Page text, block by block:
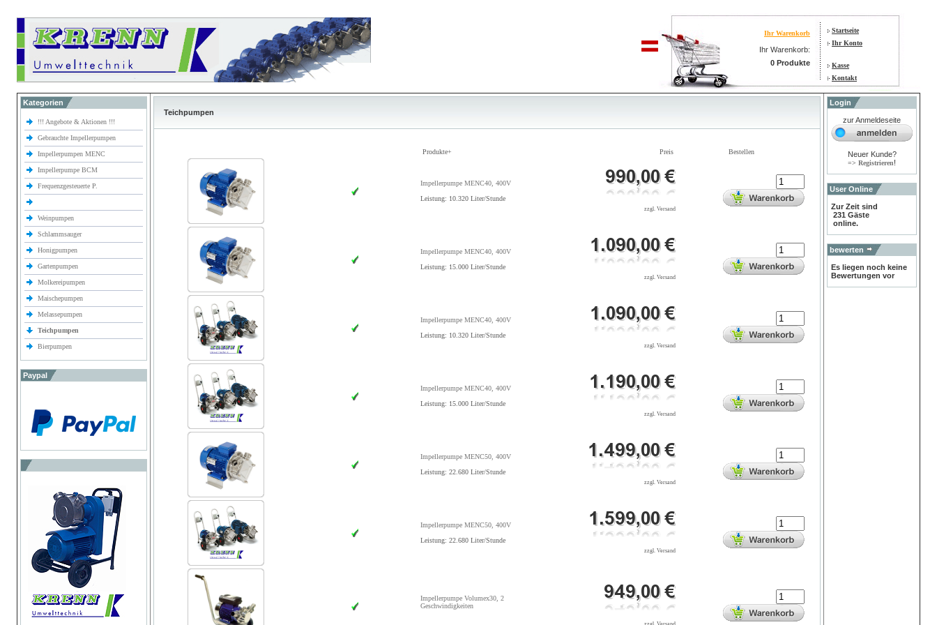
Ihr Warenkorb
Ihr Warenkorb:
0 Produkte
Startseite
Ihr Konto
Kasse
Kontakt
Kategorien
!!! Angebote & Aktionen !!!
Gebrauchte Impellerpumpen
Impellerpumpen MENC
Impellerpumpe BCM
Frequenzgesteuerte P.
Weinpumpen
Schlammsauger
Honigpumpen
Gartenpumpen
Molkereipumpen
Maischepumpen
Melassepumpen
Teichpumpen
Bierpumpen
Paypal
Teichpumpen
Produkte+ Preis Bestellen
Impellerpumpe MENC40, 400V
Leistung: 10.320 Liter/Stunde
zzgl. Versand
Impellerpumpe MENC40, 400V
Leistung: 15.000 Liter/Stunde
zzgl. Versand
Impellerpumpe MENC40, 400V
Leistung: 10.320 Liter/Stunde
zzgl. Versand
Impellerpumpe MENC40, 400V
Leistung: 15.000 Liter/Stunde
zzgl. Versand
Impellerpumpe MENC50, 400V
Leistung: 22.680 Liter/Stunde
zzgl. Versand
Impellerpumpe MENC50, 400V
Leistung: 22.680 Liter/Stunde
zzgl. Versand
Impellerpumpe Volumex30, 2
Geschwindigkeiten
Login
zur Anmeldeseite
Neuer Kunde?
=> Registrieren!
User Online
Zur Zeit sind
231 Gäste
online.
bewerten
Es liegen noch keine
Bewertungen vor